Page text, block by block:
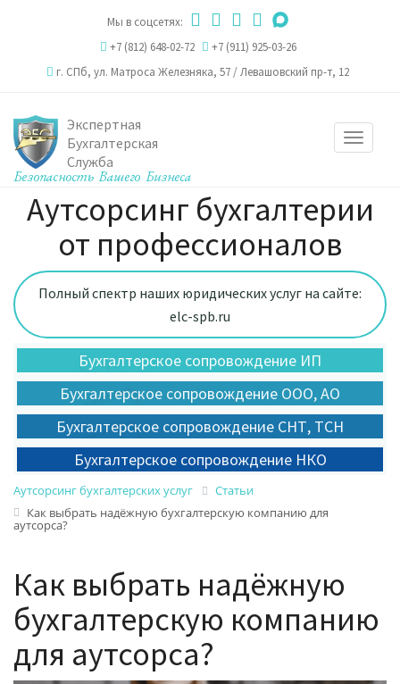
Мы в соцсетях:
+7 (812) 648-02-72
+7 (911) 925-03-26
г. СПб, ул. Матроса Железняка, 57 /Левашовский пр-т, 12
Toggle
Экспертная
Бухгалтерская
Служба
Аутсорсинг бухгалтерии
от профессионалов
Полный спектр наших юридических услуг на сайте:
elc-spb.ru
Бухгалтерское сопровождение ИП
Бухгалтерское сопровождение ООО, АО
Бухгалтерское сопровождение СНТ, ТСН
Бухгалтерское сопровождение НКО
Аутсорсинг бухгалтерских услуг
Статьи
Как выбрать надёжную бухгалтерскую компанию для
аутсорса?
Как выбрать надёжную
бухгалтерскую компанию
для аутсорса?